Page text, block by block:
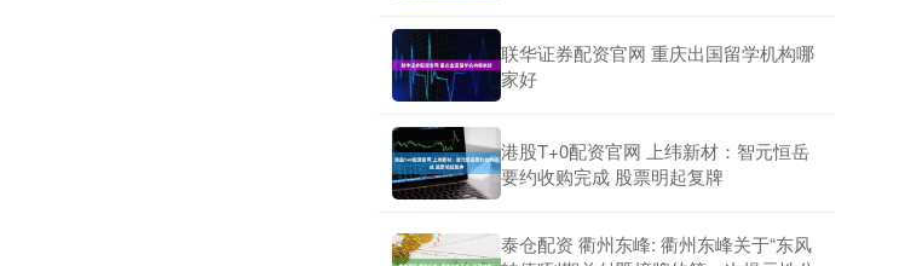
联华证券配资官网 重庆出国留学机构哪
家好
港股T+0配资官网 上纬新材：智元恒岳
要约收购完成 股票明起复牌
泰仓配资 衢州东峰: 衢州东峰关于“东风